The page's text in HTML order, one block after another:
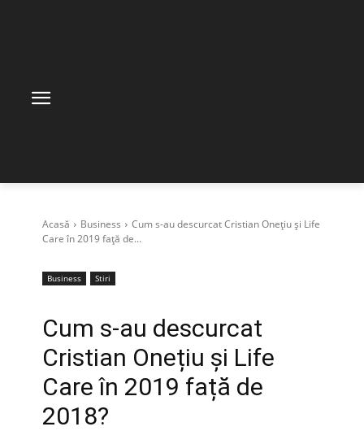
Acasă Business
Cum s-au descurcat Cristian Onețiu și Life
Care în 2019 față de...
Business Stiri
Cum s-au descurcat
Cristian Onețiu și Life
Care în 2019 față de
2018?